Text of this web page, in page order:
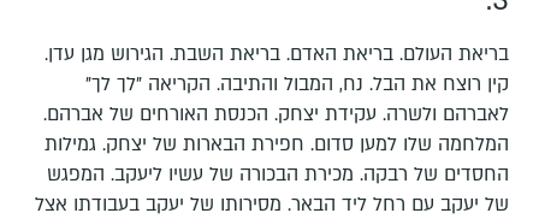
בריאת העולם. בריאת האדם. בריאת השבת. הגירוש מגן עדן.
קין רוצח את הבל. נח, המבול והתיבה. הקריאה "לך לך"
לאברהם ולשרה. עקידת יצחק. הכנסת האורחים של אברהם.
המלחמה שלו למען סדום. חפירת הבארות של יצחק. גמילות
החסדים של רבקה. מכירת הבכורה של עשיו ליעקב. המפגש
של יעקב עם רחל ליד הבאר. מסירותו של יעקב בעבודתו אצל